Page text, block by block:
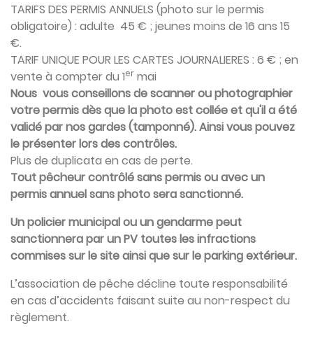
TARIFS DES PERMIS ANNUELS (photo sur le permis
obligatoire) : adulte 45 € ; jeunes moins de 16 ans 15
€.
TARIF UNIQUE POUR LES CARTES JOURNALIERES : 6 € ; en
vente à compter du 1er mai
Nous vous conseillons de scanner ou photographier
votre permis dès que la photo est collée et qu'il a été
validé par nos gardes (tamponné). Ainsi vous pouvez
le présenter lors des contrôles.
Plus de duplicata en cas de perte.
Tout pêcheur contrôlé sans permis ou avec un
permis annuel sans photo sera sanctionné.
Un policier municipal ou un gendarme peut
sanctionnera par un PV toutes les infractions
commises sur le site ainsi que sur le parking extérieur.
L’association de pêche décline toute responsabilité
en cas d’accidents faisant suite au non-respect du
règlement.